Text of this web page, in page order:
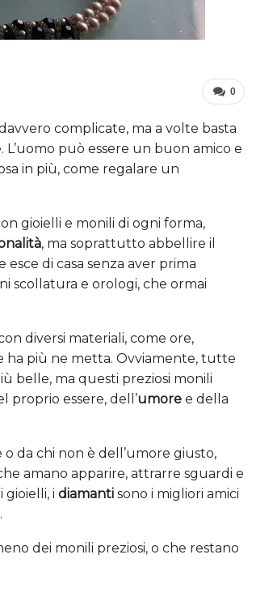
0
complicate, ma a volte basta
può essere un buon amico e
in più, come regalare un
gioielli e monili di ogni forma,
, ma soprattutto abbellire il
di casa senza aver prima
scollatura e orologi, che ormai
diversi materiali, come ore,
ha più ne metta. Ovviamente, tutte
belle, ma questi preziosi monili
proprio essere, dell’umore e della
da chi non è dell’umore giusto,
amano apparire, attrarre sguardi e
gioielli, i diamanti sono i migliori amici
dei monili preziosi, o che restano